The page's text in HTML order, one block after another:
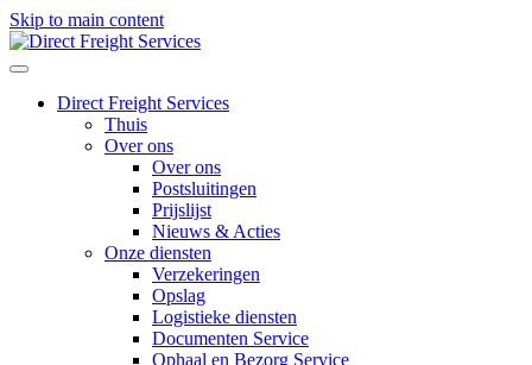
Skip to main content
Direct Freight Services
Thuis
Over ons
Over ons
Postsluitingen
Prijslijst
Nieuws & Acties
Onze diensten
Verzekeringen
Opslag
Logistieke diensten
Documenten Service
Ophaal en Bezorg Service